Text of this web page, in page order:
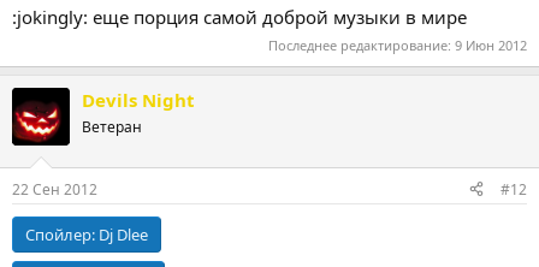
:jokingly: еще порция самой доброй музыки в мире
Последнее редактирование: 9 Июн 2012
Devils Night
Ветеран
22 Сен 2012 #12
Спойлер: Dj Dlee